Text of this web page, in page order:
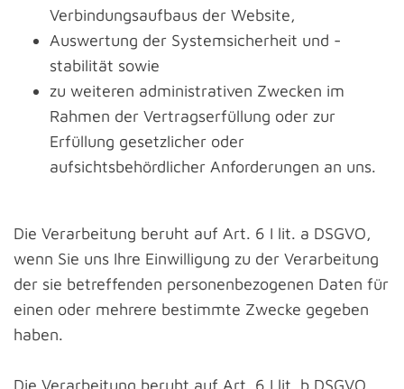
Verbindungsaufbaus der Website,
Auswertung der Systemsicherheit und -
stabilität sowie
zu weiteren administrativen Zwecken im
Rahmen der Vertragserfüllung oder zur
Erfüllung gesetzlicher oder
aufsichtsbehördlicher Anforderungen an uns.
Die Verarbeitung beruht auf Art. 6 I lit. a DSGVO,
wenn Sie uns Ihre Einwilligung zu der Verarbeitung
der sie betreffenden personenbezogenen Daten für
einen oder mehrere bestimmte Zwecke gegeben
haben.
Die Verarbeitung beruht auf Art. 6 I lit. b DSGVO,